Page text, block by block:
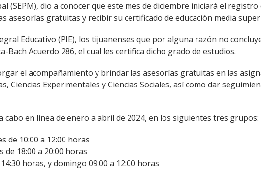
(SEPM), dio a conocer que este mes de diciembre iniciará el
asesorías gratuitas y recibir su certificado de educación media
Educativo (PIE), los tijuanenses que por alguna razón no
Bach Acuerdo 286, el cual les certifica dicho grado de estudios.
el acompañamiento y brindar las asesorías gratuitas en las
Ciencias Experimentales y Ciencias Sociales, así como dar
cabo en línea de enero a abril de 2024, en los siguientes tres grupos:
de 10:00 a 12:00 horas
de 18:00 a 20:00 horas
horas, y domingo 09:00 a 12:00 horas